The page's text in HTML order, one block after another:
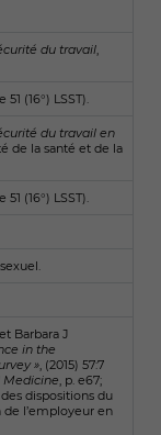
du travail
(16°) LSST).
du travail en
de la santé et de la
(16°) LSST).
Barbara J
in the
» , (2015) 57:7
Medicine , p. e67;
dispositions du
l’employeur en